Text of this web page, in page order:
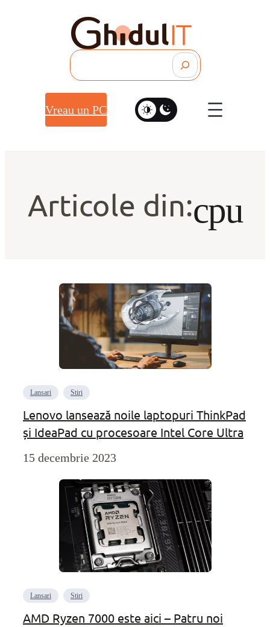
Vreau un PC
Articole din:cpu
Lansari Stiri
Lenovo lansează noile laptopuri ThinkPad
și IdeaPad cu procesoare Intel Core Ultra
15 decembrie 2023
Lansari Stiri
AMD Ryzen 7000 este aici – Patru noi